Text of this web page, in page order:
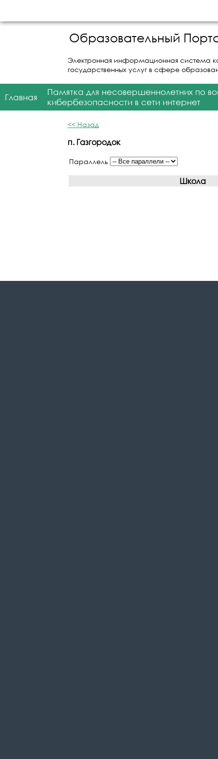
Образовательный
Электронная информационная система
государственных услуг в сфере
Главная
Памятка для несовершеннолетних по
кибербезопасности в сети интернет
<< Назад
п. Газгородок
Параллель
Школа